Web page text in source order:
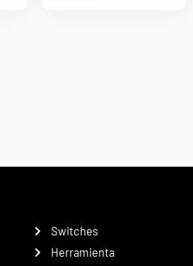
Switches
Herramienta